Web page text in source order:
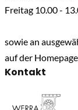
Freitag 10.00 -
sowie an
auf der
Kontakt